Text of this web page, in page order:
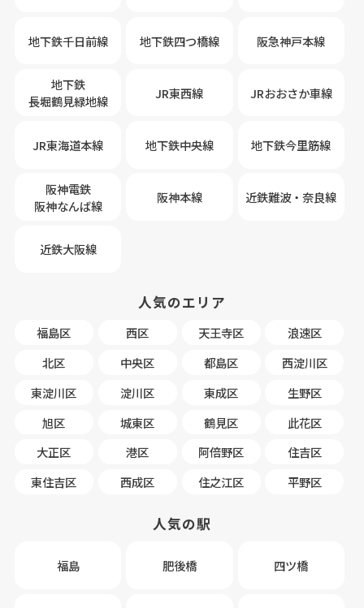
地下鉄千日前線 地下鉄四つ橋線 阪急神戸本線
地下鉄
長堀鶴見緑地線
JR東西線 JRおおさか車線
JR東海道本線 地下鉄中央線 地下鉄今里筋線
阪神電鉄
阪神なんば線
阪神本線 近鉄難波・奈良線
近鉄大阪線
人気のエリア
福島区 西区 天王寺区
浪速区
北区
中央区 都島区
西淀川区
東淀川区
淀川区 東成区
生野区
旭区
城東区 鶴見区
此花区
大正区
港区 阿倍野区
住吉区
東住吉区
西成区 住之江区 平野区
人気の駅
福島 肥後橋 四ツ橋